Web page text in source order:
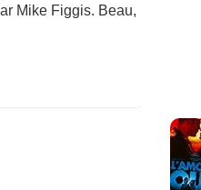
Mike Figgis. Beau,